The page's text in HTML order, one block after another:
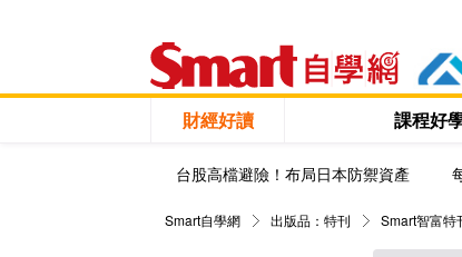
財經好讀 課程好
台股高檔避險！布局日本防禦資產
Smart自學網 出版品：特刊 Smart智富特